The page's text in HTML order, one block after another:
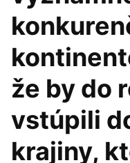
že by do
vstúpili
krajiny,